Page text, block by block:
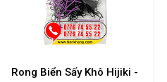
Rong Biển Sấy Khô Hijiki -